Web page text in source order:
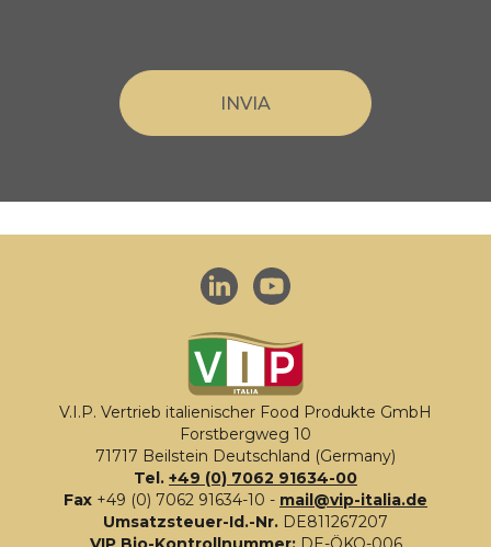
V.I.P. Vertrieb italienischer Food Produkte GmbH
Forstbergweg 10
71717 Beilstein Deutschland (Germany)
Tel. +49 (0) 7062 91634-00
Fax +49 (0) 7062 91634-10 - mail@vip-italia.de
Umsatzsteuer-Id.-Nr. DE811267207